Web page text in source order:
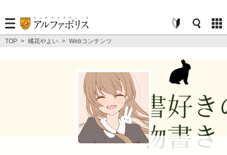
TOP > 橘花やよい > Webコンテンツ